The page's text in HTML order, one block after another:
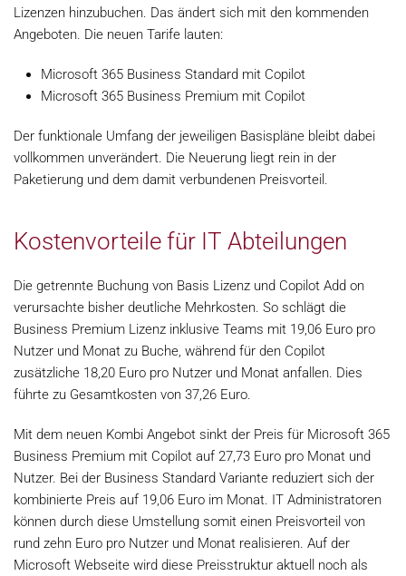
Lizenzen hinzubuchen. Das ändert sich mit den kommenden
Angeboten. Die neuen Tarife lauten:
Microsoft 365 Business Standard mit Copilot
Microsoft 365 Business Premium mit Copilot
Der funktionale Umfang der jeweiligen Basispläne bleibt dabei
vollkommen unverändert. Die Neuerung liegt rein in der
Paketierung und dem damit verbundenen Preisvorteil.
Kostenvorteile für IT Abteilungen
Die getrennte Buchung von Basis Lizenz und Copilot Add on
verursachte bisher deutliche Mehrkosten. So schlägt die
Business Premium Lizenz inklusive Teams mit 19,06 Euro pro
Nutzer und Monat zu Buche, während für den Copilot
zusätzliche 18,20 Euro pro Nutzer und Monat anfallen. Dies
führte zu Gesamtkosten von 37,26 Euro.
Mit dem neuen Kombi Angebot sinkt der Preis für Microsoft 365
Business Premium mit Copilot auf 27,73 Euro pro Monat und
Nutzer. Bei der Business Standard Variante reduziert sich der
kombinierte Preis auf 19,06 Euro im Monat. IT Administratoren
können durch diese Umstellung somit einen Preisvorteil von
rund zehn Euro pro Nutzer und Monat realisieren. Auf der
Microsoft Webseite wird diese Preisstruktur aktuell noch als